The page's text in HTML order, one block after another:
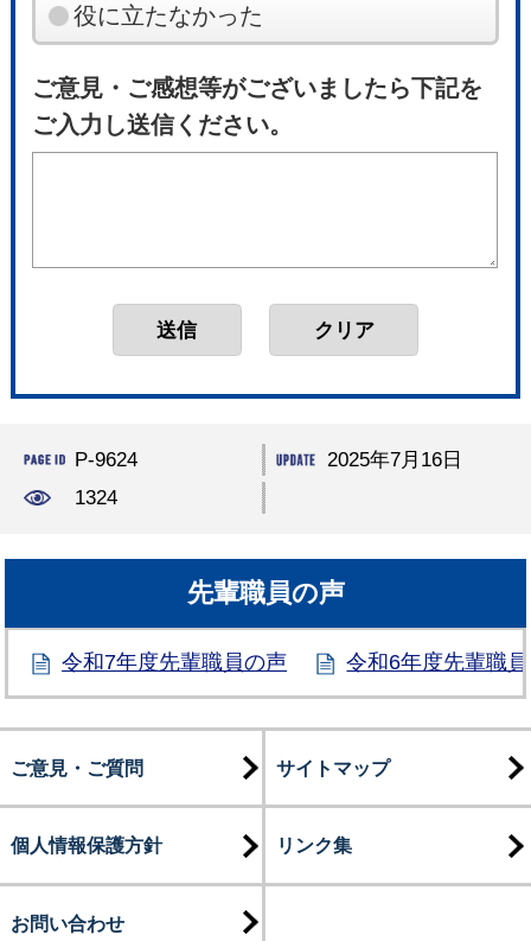
役に立たなかった
ご意見・ご感想等がございましたら下記を
ご入力し送信ください。
P-9624
2025年7月16日
1324
先輩職員の声
令和7年度先輩職員の声 令和6年度先輩職
ご意見・ご質問 サイトマップ
個人情報保護方針 リンク集
お問い合わせ